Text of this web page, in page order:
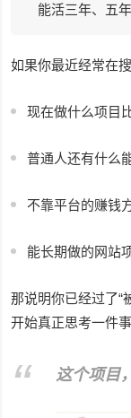
能活三年、五
如果你最近经常在搜
现在做什么项目
普通人还有什么
不靠平台的赚钱
能长期做的网站
那说明你已经过了“
开始真正思考一件事
这个项目